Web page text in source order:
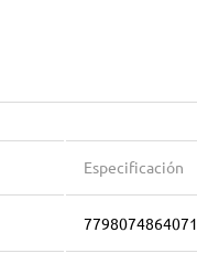
Especificación
7798074864071